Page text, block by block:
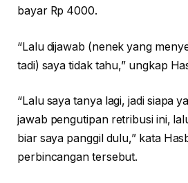
bayar Rp 4000.
“Lalu dijawab (nenek yang
tadi) saya tidak tahu,” ungkap
“Lalu saya tanya lagi, jadi siapa
jawab pengutipan retribusi ini,
biar saya panggil dulu,” kata
perbincangan tersebut.